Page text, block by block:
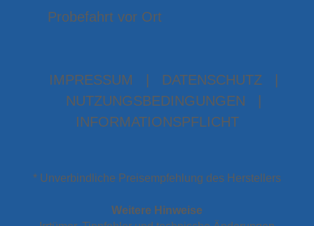
Probefahrt vor Ort
IMPRESSUM DATENSCHUTZ
NUTZUNGSBEDINGUNGEN
INFORMATIONSPFLICHT
* Unverbindliche Preisempfehlung des Herstellers
Weitere Hinweise